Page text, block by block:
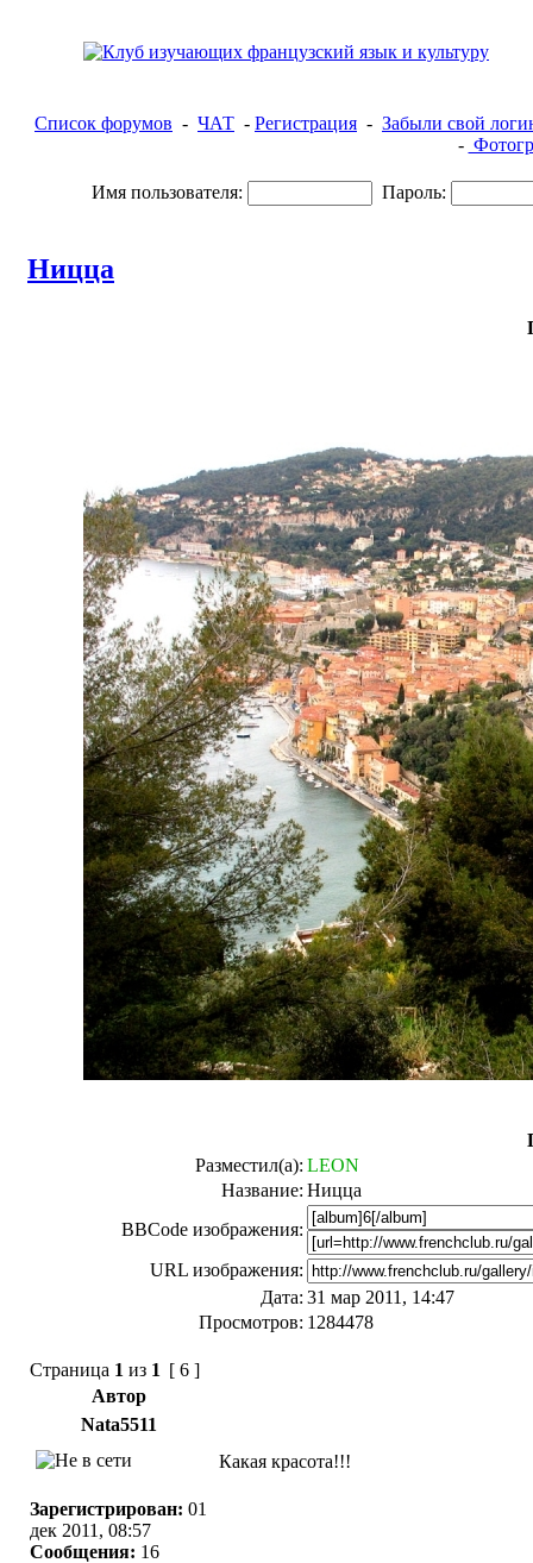
Список форумов - ЧАТ - Регистрация - Забыли свой
-
Имя пользователя: Пароль:
Ницца
Разместил(а): LEON
Название: Ницца
BBCode изображения:
URL изображения:
Дата: 31 мар 2011, 14:47
Просмотров: 1284478
Страница 1 из 1 [ 6 ]
Автор
Nata5511
Зарегистрирован: 01
дек 2011, 08:57
Сообщения: 16
Какая красота!!!